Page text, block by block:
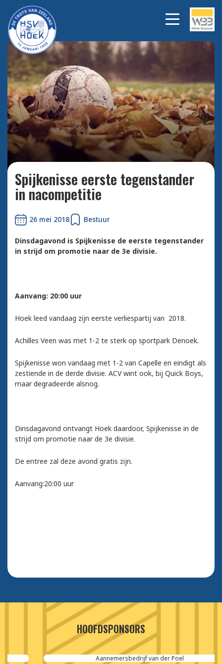
Bekijk alle foto's
Spijkenisse eerste tegenstander
in nacompetitie
26 mei 2018 Bestuur
Dinsdagavond is Spijkenisse de eerste tegenstander
in strijd om promotie naar de 3e divisie.
Aanvang: 20:00 uur
Hoek leed vandaag zijn eerste verliespartij van 2018.
Achilles Veen was met 1-2 te sterk op sportpark Denoek.
Spijkenisse won vandaag met 1-2 van Capelle en eindigt als
zestiende in de derde divisie. ACV wint ook, bij Quick Boys,
maar degradeerde alsnog.
Dinsdagavond ontvangt Hoek daardoor, Spijkenisse in de
strijd om promotie naar de 3e divisie.
De entree zal deze avond gratis zijn.
Aanvang:20:00 uur
HOOFDSPONSORS
Aannemersbedrijf van der Poel